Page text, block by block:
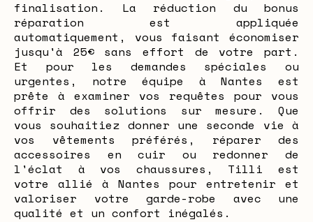
finalisation. La réduction du bonus
réparation est appliquée
automatiquement, vous faisant économiser
jusqu'à 25€ sans effort de votre part.
Et pour les demandes spéciales ou
urgentes, notre équipe à Nantes est
prête à examiner vos requêtes pour vous
offrir des solutions sur mesure. Que
vous souhaitiez donner une seconde vie à
vos vêtements préférés, réparer des
accessoires en cuir ou redonner de
l'éclat à vos chaussures, Tilli est
votre allié à Nantes pour entretenir et
valoriser votre garde-robe avec une
qualité et un confort inégalés.